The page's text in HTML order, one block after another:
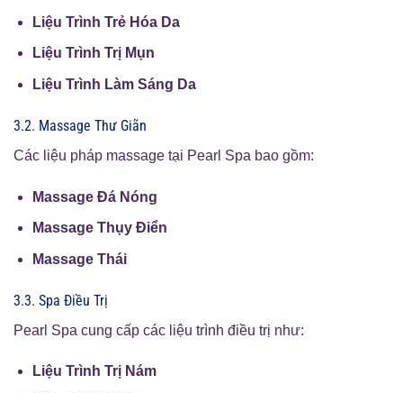
Liệu Trình Trẻ Hóa Da
Liệu Trình Trị Mụn
Liệu Trình Làm Sáng Da
3.2. Massage Thư Giãn
Các liệu pháp massage tại Pearl Spa bao gồm:
Massage Đá Nóng
Massage Thụy Điển
Massage Thái
3.3. Spa Điều Trị
Pearl Spa cung cấp các liệu trình điều trị như:
Liệu Trình Trị Nám